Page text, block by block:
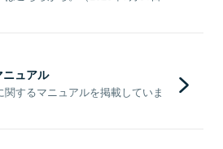
ュアル
するマニュアルを掲載していま